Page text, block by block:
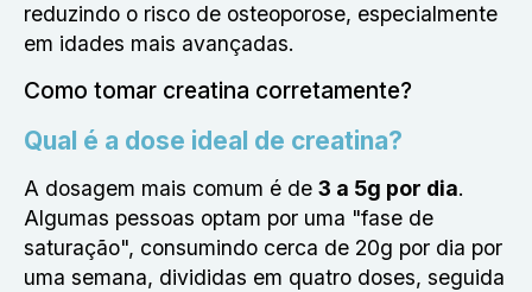
reduzindo o risco de osteoporose, especialmente
em idades mais avançadas.
Como tomar creatina corretamente?
Qual é a dose ideal de creatina?
A dosagem mais comum é de 3 a 5g por dia.
Algumas pessoas optam por uma "fase de
saturação", consumindo cerca de 20g por dia por
uma semana, divididas em quatro doses, seguida